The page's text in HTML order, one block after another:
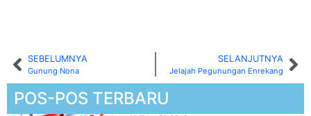
SEBELUMNYA
Gunung Nona
SELANJUTNYA
Jelajah Pegunungan Enrekang
POS-POS TERBARU